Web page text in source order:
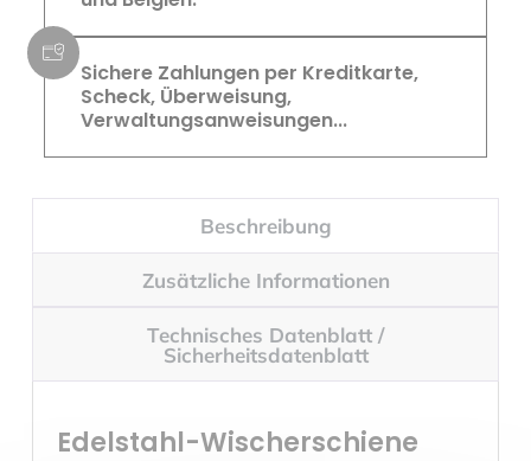
Sichere Zahlungen per Kreditkarte,
Scheck, Überweisung,
Verwaltungsanweisungen...
Beschreibung
Zusätzliche Informationen
Technisches Datenblatt /
Sicherheitsdatenblatt
Edelstahl-Wischerschiene